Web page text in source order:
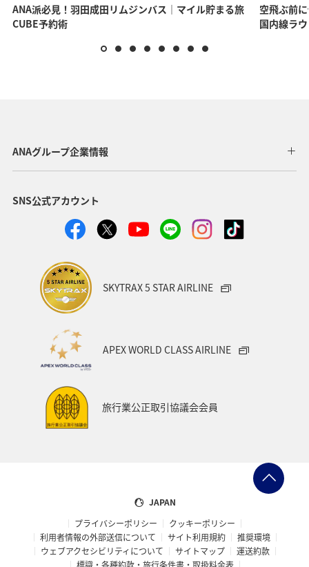
ANA派必見！羽田成田リムジンバス｜マイル貯まる旅
CUBE予約術
空飛ぶ前
国内線ラ
ANAグループ企業情報
SNS公式アカウント
SKYTRAX 5 STAR AIRLINE
APEX WORLD CLASS AIRLINE
旅行業公正取引協議会会員
JAPAN
プライバシーポリシー
クッキーポリシー
利用者情報の外部送信について
サイト利用規約
推奨環境
ウェブアクセシビリティについて
サイトマップ
運送約款
標識・各種約款・旅行条件書・取扱料金表